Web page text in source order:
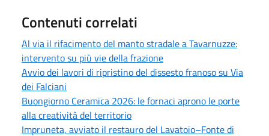
Contenuti correlati
Al via il rifacimento del manto stradale a Tavarnuzze:
intervento su più vie della frazione
Avvio dei lavori di ripristino del dissesto franoso su Via
dei Falciani
Buongiorno Ceramica 2026: le fornaci aprono le porte
alla creatività del territorio
Impruneta, avviato il restauro del Lavatoio–Fonte di